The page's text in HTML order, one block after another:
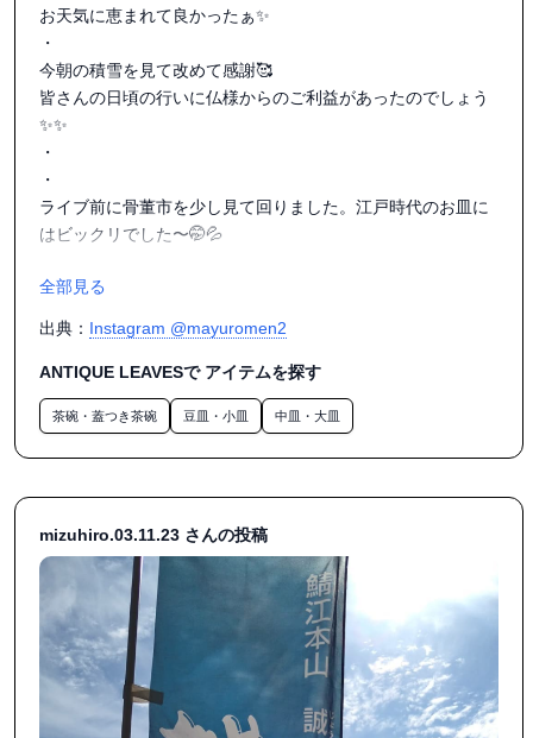
お天気に恵まれて良かったぁ✨
・
今朝の積雪を見て改めて感謝🥰
皆さんの日頃の行いに仏様からのご利益があったのでしょう
✨✨
・
・
ライブ前に骨董市を少し見て回りました。江戸時代のお皿に
はビックリでした〜🤭💦
・
ライブは つっちー&まゆ で演奏させていただきました✨
・
つっちーさんの親衛隊がうちわを振って応援してくれました
😊🎶✨
りなかったり😆笑
・
盛り上げてくださってありがとうございました😊💕
・
・
他の演者さんの素敵な演奏も聴けてとても楽しい誠市でした
😊🎶✨
全部見る
出典： Instagram @mayuromen2
ANTIQUE LEAVESで アイテムを探す
茶碗・蓋つき茶碗 豆皿・小皿 中皿・大皿
mizuhiro.03.11.23 さんの投稿